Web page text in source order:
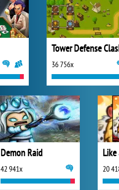
Tower Defense
36 756x
Demon Raid
42 941x 20